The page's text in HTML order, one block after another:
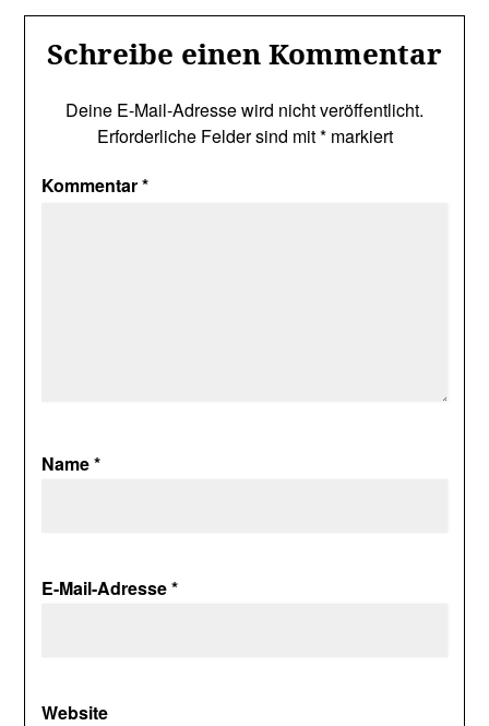
Schreibe einen Kommentar
Deine E-Mail-Adresse wird nicht veröffentlicht.
Erforderliche Felder sind mit*markiert
Kommentar*
Name*
E-Mail-Adresse*
Website